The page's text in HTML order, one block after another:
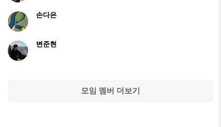
손다은
변준현
모임 멤버 더보기